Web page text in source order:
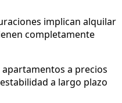
implican alquilar
completamente
a precios
a largo plazo